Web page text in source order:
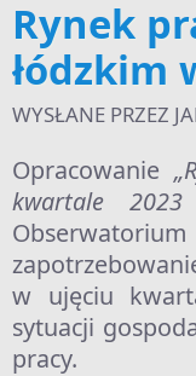
Rynek
łódzkim
WYSŁANE PRZEZ
Opracowanie
kwartale
w ujęciu
sytuacji
pracy.